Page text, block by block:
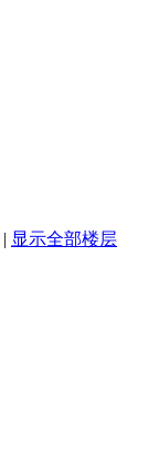
| 显示全部楼层